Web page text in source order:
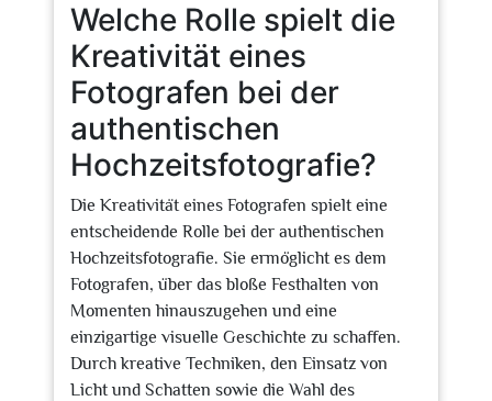
Welche Rolle spielt die
Kreativität eines
Fotografen bei der
authentischen
Hochzeitsfotografie?
Die Kreativität eines Fotografen spielt eine
entscheidende Rolle bei der authentischen
Hochzeitsfotografie. Sie ermöglicht es dem
Fotografen, über das bloße Festhalten von
Momenten hinauszugehen und eine
einzigartige visuelle Geschichte zu schaffen.
Durch kreative Techniken, den Einsatz von
Licht und Schatten sowie die Wahl des